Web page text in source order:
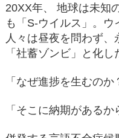
20XX年、 地球は未知
も「S-ウイルス」。
人々は昼夜を問わず
「社蓄ゾンビ」と化し
「なぜ進捗を生むのか
「そこに納期があるか